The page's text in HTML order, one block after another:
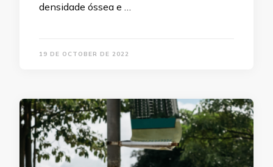
densidade óssea e …
19 DE OCTOBER DE 2022